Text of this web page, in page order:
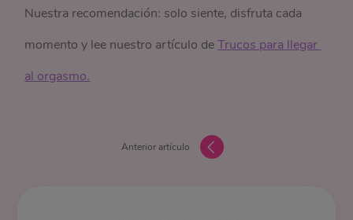
Nuestra recomendación: solo siente, disfruta cada
momento y lee nuestro artículo deTrucos para llegar
al orgasmo.
Anterior artículo